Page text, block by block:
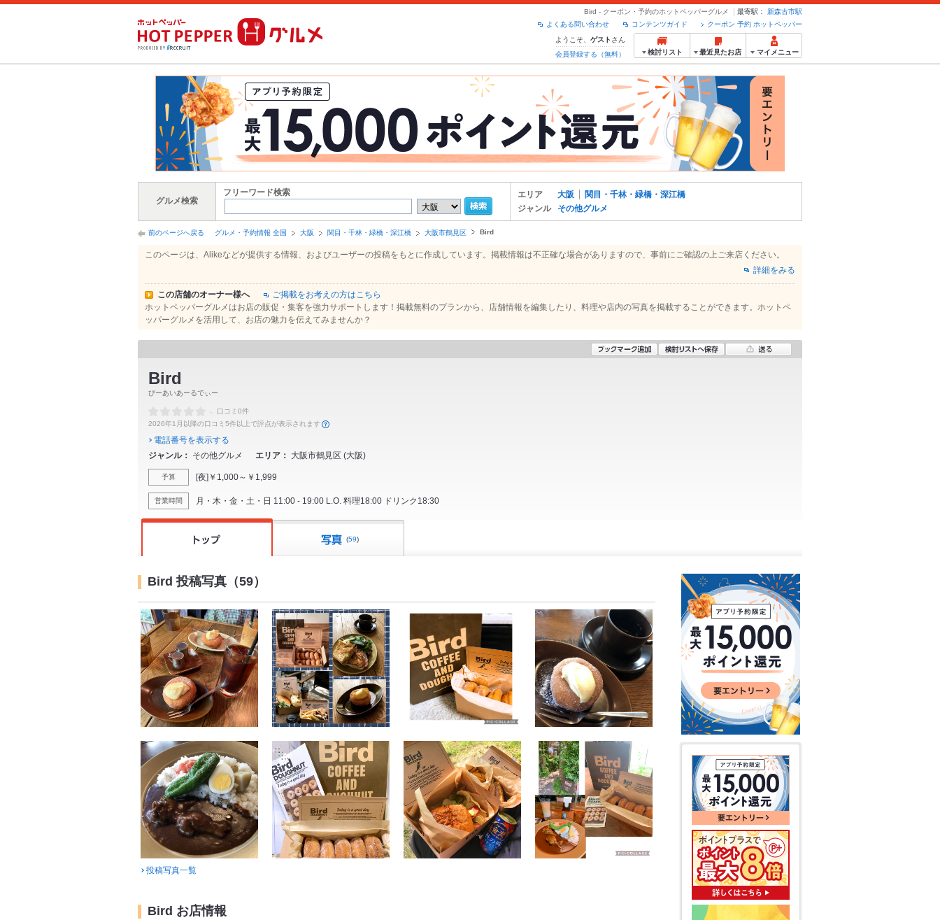
Bird - クーポン・予約のホットペッパーグルメ 最寄駅：
新森古市駅
クーポン 予約 ホットペッパー
コンテンツガイド
よくある問い合わせ
ようこそ、 ゲスト さん
会員登録する（無料）
検討リスト 最近見たお店 マイメニュー
グルメ検索
フリーワード検索 エリア 大阪
関目・千林・緑橋・深江橋
ジャンル
その他グルメ
前のページへ戻る グルメ・予約情報 全国 大阪 関目・千林・緑橋・深江橋 大阪市鶴見区 Bird
このページは、Alikeなどが提供する情報、およびユーザーの投稿をもとに作成しています。掲載情報は不正確な場合がありますので、事前にご確認の上ご来店ください。
詳細をみる
この店舗のオーナー様へ
ご掲載をお考えの方はこちら
ホットペッパーグルメはお店の販促・集客を強力サポートします！掲載無料のプランから、店舗情報を編集したり、料理や店内の写真を掲載することができます。ホットペ
ッパーグルメを活用して、お店の魅力を伝えてみませんか？
Bird
びーあいあーるでぃー
口コミ0件
2026年1月以降の口コミ5件以上で評点が表示されます
電話番号を表示する
ジャンル
その他グルメ エリア 大阪市鶴見区 (大阪)
予算 [夜]￥1,000～￥1,999
営業時間 月・木・金・土・日 11:00 - 19:00 L.O. 料理18:00 ドリンク18:30
(59)
Bird 投稿写真（59）
投稿写真一覧
Bird お店情報